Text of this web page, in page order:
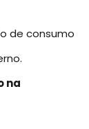
de consumo
na